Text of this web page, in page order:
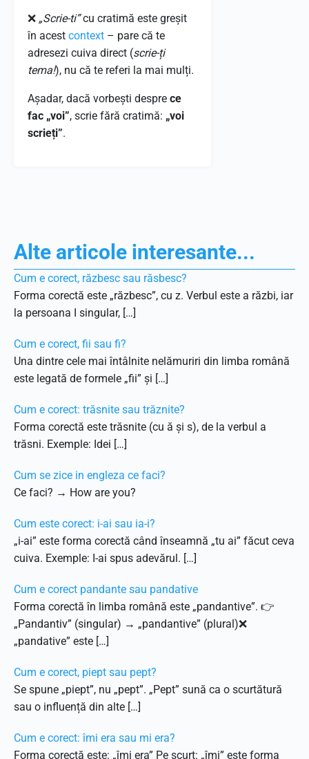
❌ „Scrie-ti”cu cratimă este greșit
în acest context – pare că te
adresezi cuiva direct (scrie-ți
tema!), nu că te referi la mai mulți.
Așadar, dacă vorbești despre ce
fac „voi”, scrie fără cratimă: „voi
scrieți”.
Alte articole interesante...
Cum e corect, răzbesc sau răsbesc?
Forma corectă este „răzbesc”, cu z. Verbul este a răzbi, iar
la persoana I singular, […]
Cum e corect, fii sau fi?
Una dintre cele mai întâlnite nelămuriri din limba română
este legată de formele „fii” și […]
Cum e corect: trăsnite sau trăznite?
Forma corectă este trăsnite (cu ă și s), de la verbul a
trăsni. Exemple: Idei […]
Cum se zice in engleza ce faci?
Ce faci? → How are you?
Cum este corect: i-ai sau ia-i?
„i-ai” este forma corectă când înseamnă „tu ai” făcut ceva
cuiva. Exemple: I-ai spus adevărul. […]
Cum e corect pandante sau pandative
Forma corectă în limba română este „pandantive”. 👉
„Pandantiv” (singular) → „pandantive” (plural)❌
„pandative” este […]
Cum e corect, piept sau pept?
Se spune „piept”, nu „pept”. „Pept” sună ca o scurtătură
sau o influență din alte […]
Cum e corect: îmi era sau mi era?
Forma corectă este: „îmi era” Pe scurt: „îmi” este forma